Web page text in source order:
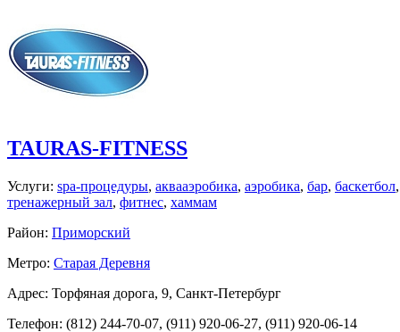
TAURAS-FITNESS
Услуги: spa-процедуры, аквааэробика, аэробика, бар, баскетбол,
тренажерный зал, фитнес, хаммам
Район: Приморский
Метро: Старая Деревня
Адрес: Торфяная дорога, 9, Санкт-Петербург
Телефон: (812) 244-70-07, (911) 920-06-27, (911) 920-06-14